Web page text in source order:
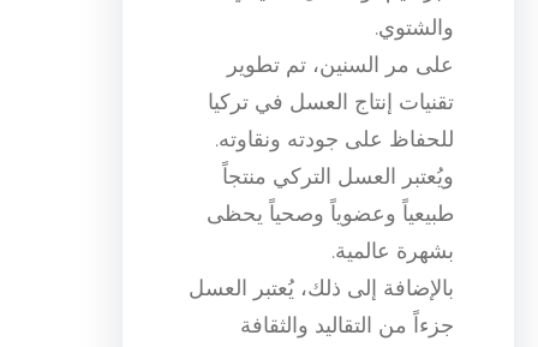
والشتوي.
على مر السنين، تم تطوير
تقنيات إنتاج العسل في تركيا
للحفاظ على جودته ونقاوته.
ويُعتبر العسل التركي منتجاً
طبيعياً وعضوياً وصحياً يحظى
بشهرة عالمية.
بالإضافة إلى ذلك، يُعتبر العسل
جزءاً من التقاليد والثقافة